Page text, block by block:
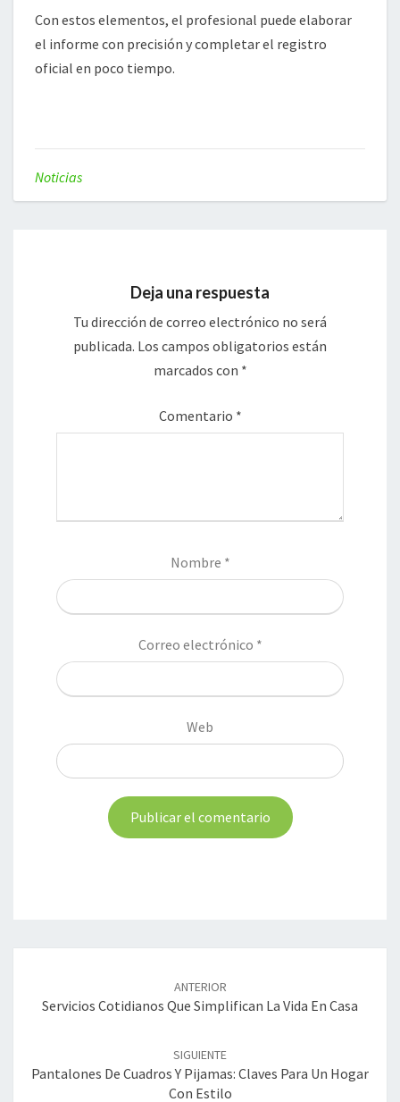
Con estos elementos, el profesional puede elaborar
el informe con precisión y completar el registro
oficial en poco tiempo.
Noticias
Deja una respuesta
Tu dirección de correo electrónico no será
publicada. Los campos obligatorios están
marcados con *
Comentario *
Nombre *
Correo electrónico *
Web
entradas
ANTERIOR
Servicios Cotidianos Que Simplifican La Vida En Casa
SIGUIENTE
Pantalones De Cuadros Y Pijamas: Claves Para Un Hogar
Con Estilo